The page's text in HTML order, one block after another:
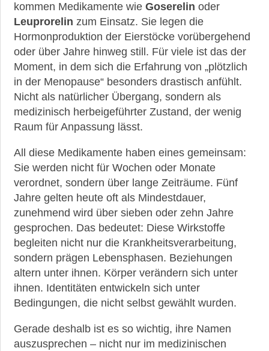
kommen Medikamente wie Goserelin oder
Leuprorelin zum Einsatz. Sie legen die
Hormonproduktion der Eierstöcke vorübergehend
oder über Jahre hinweg still. Für viele ist das der
Moment, in dem sich die Erfahrung von „plötzlich
in der Menopause“ besonders drastisch anfühlt.
Nicht als natürlicher Übergang, sondern als
medizinisch herbeigeführter Zustand, der wenig
Raum für Anpassung lässt.
All diese Medikamente haben eines gemeinsam:
Sie werden nicht für Wochen oder Monate
verordnet, sondern über lange Zeiträume. Fünf
Jahre gelten heute oft als Mindestdauer,
zunehmend wird über sieben oder zehn Jahre
gesprochen. Das bedeutet: Diese Wirkstoffe
begleiten nicht nur die Krankheitsverarbeitung,
sondern prägen Lebensphasen. Beziehungen
altern unter ihnen. Körper verändern sich unter
ihnen. Identitäten entwickeln sich unter
Bedingungen, die nicht selbst gewählt wurden.
Gerade deshalb ist es so wichtig, ihre Namen
auszusprechen – nicht nur im medizinischen